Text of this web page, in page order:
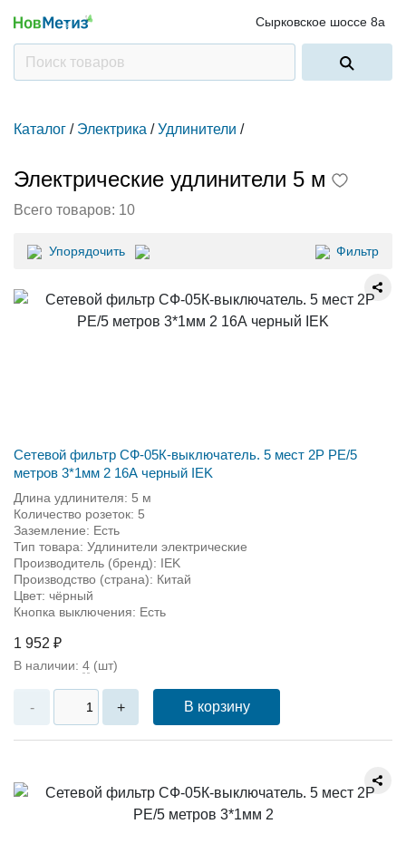
Сырковское шоссе 8а
Каталог / Электрика / Удлинители /
Электрические удлинители 5 м
Всего товаров: 10
Упорядочить Фильтр
Сетевой фильтр СФ-05К-выключатель. 5 мест 2Р PE/5
метров 3*1мм 2 16А черный IEK
Длина удлинителя: 5 м
Количество розеток: 5
Заземление: Есть
Тип товара: Удлинители электрические
Производитель (бренд): IEK
Производство (страна): Китай
Цвет: чёрный
Кнопка выключения: Есть
1 952 ₽
В наличии: 4 (шт)
- + В корзину